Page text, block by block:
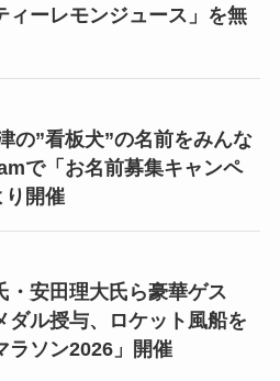
ィーレモンジュース」を無
の”看板犬”の名前をみんな
で「お名前募集キャンペ
り開催
・安田理大氏ら豪華ゲス
ル授与、ロケット風船を
ラソン2026」開催